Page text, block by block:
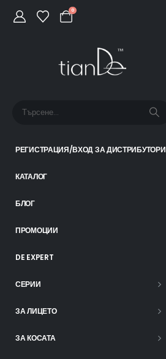
0
РЕГИСТРАЦИЯ/ВХОД ЗА ДИСТРИБУТОРИ
КАТАЛОГ
БЛОГ
ПРОМОЦИИ
DE EXPERT
СЕРИИ
ЗА ЛИЦЕТО
ЗА КОСАТА